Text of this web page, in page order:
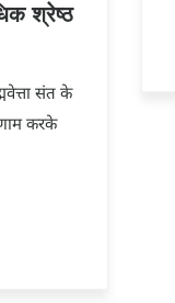
श्रेष्ठ
संत के
करके